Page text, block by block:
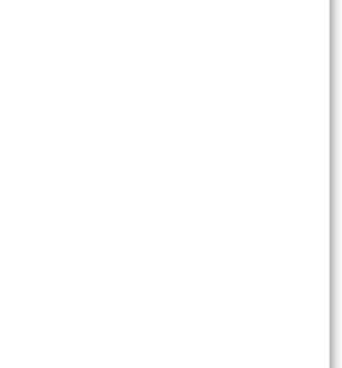
跌應應景!又是大賺耶!